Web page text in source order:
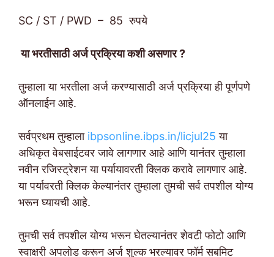
SC / ST / PWD – 85 रुपये
या भरतीसाठी अर्ज प्रक्रिया कशी असणार ?
तुम्हाला या भरतीला अर्ज करण्यासाठी अर्ज प्रक्रिया ही पूर्णपणे
ऑनलाईन आहे.
सर्वप्रथम तुम्हाला ibpsonline.ibps.in/licjul25 या
अधिकृत वेबसाईटवर जावे लागणार आहे आणि यानंतर तुम्हाला
नवीन रजिस्ट्रेशन या पर्यायावरती क्लिक करावे लागणार आहे.
या पर्यावरती क्लिक केल्यानंतर तुम्हाला तुमची सर्व तपशील योग्य
भरून घ्यायची आहे.
तुमची सर्व तपशील योग्य भरून घेतल्यानंतर शेवटी फोटो आणि
स्वाक्षरी अपलोड करून अर्ज शुल्क भरल्यावर फॉर्म सबमिट